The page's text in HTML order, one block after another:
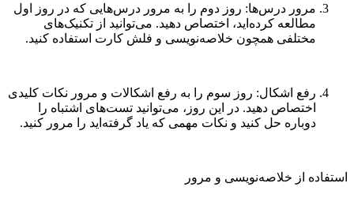
مرور درس‌ها: روز دوم را به مرور درس‌هایی که در روز اول
مطالعه کرده‌اید، اختصاص دهید. می‌توانید از تکنیک‌های
مختلفی همچون خلاصه‌نویسی و فلش کارت استفاده کنید.
رفع اشکال: روز سوم را به رفع اشکالات و مرور نکات کلیدی
اختصاص دهید. در این روز، می‌توانید تست‌های اشتباه را
دوباره حل کنید و نکات مهمی که یاد گرفته‌اید را مرور کنید.
استفاده از خلاصه‌نویسی و مرور